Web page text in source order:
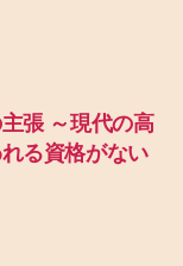
張 ～現代の高
る資格がない